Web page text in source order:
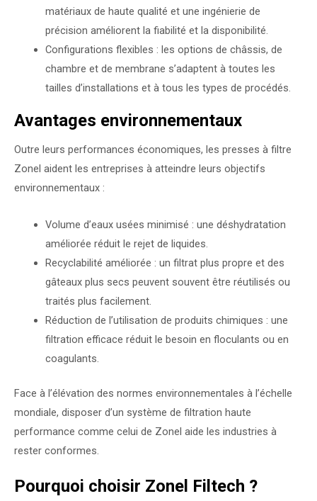
matériaux de haute qualité et une ingénierie de
précision améliorent la fiabilité et la disponibilité.
Configurations flexibles : les options de châssis, de
chambre et de membrane s’adaptent à toutes les
tailles d’installations et à tous les types de procédés.
Avantages environnementaux
Outre leurs performances économiques, les presses à filtre
Zonel aident les entreprises à atteindre leurs objectifs
environnementaux :
Volume d’eaux usées minimisé : une déshydratation
améliorée réduit le rejet de liquides.
Recyclabilité améliorée : un filtrat plus propre et des
gâteaux plus secs peuvent souvent être réutilisés ou
traités plus facilement.
Réduction de l’utilisation de produits chimiques : une
filtration efficace réduit le besoin en floculants ou en
coagulants.
Face à l’élévation des normes environnementales à l’échelle
mondiale, disposer d’un système de filtration haute
performance comme celui de Zonel aide les industries à
rester conformes.
Pourquoi choisir Zonel Filtech ?